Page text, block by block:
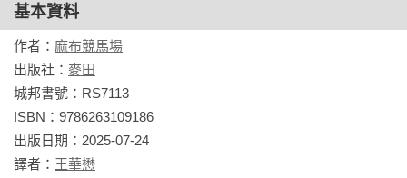
基本資料
作者： 麻布競馬場
出版社： 麥田
城邦書號：RS7113
ISBN：9786263109186
出版日期：2025-07-24
譯者： 王華懋